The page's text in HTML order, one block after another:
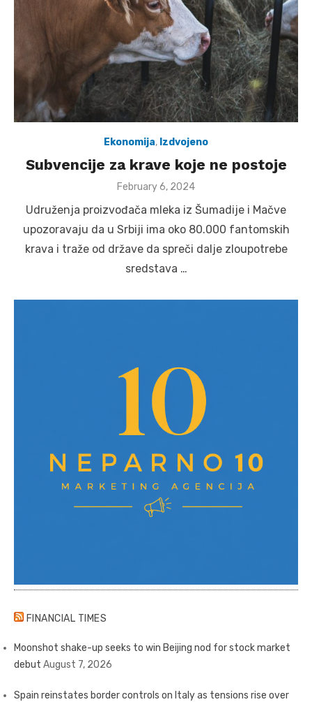
Ekonomija, Izdvojeno
Subvencije za krave koje ne postoje
Posted
February 6, 2024
Udruženja proizvođača mleka iz Šumadije i Mačve
upozoravaju da u Srbiji ima oko 80.000 fantomskih
krava i traže od države da spreči dalje zloupotrebe
sredstava …
FINANCIAL TIMES
Moonshot shake-up seeks to win Beijing nod for stock market
debut August 7, 2026
Spain reinstates border controls on Italy as tensions rise over